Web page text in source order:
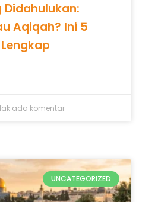
Aqiqah? Ini 5
ada komentar
UNCATEGORIZED